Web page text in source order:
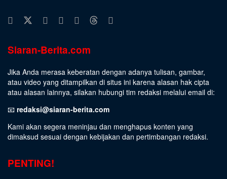
Siaran-Berita.com
Jika Anda merasa keberatan dengan adanya tulisan, gambar,
atau video yang ditampilkan di situs ini karena alasan hak cipta
atau alasan lainnya, silakan hubungi tim redaksi melalui email di:
📧 redaksi@siaran-berita.com
Kami akan segera meninjau dan menghapus konten yang
dimaksud sesuai dengan kebijakan dan pertimbangan redaksi.
PENTING!